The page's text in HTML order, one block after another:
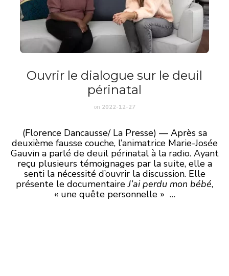
Ouvrir le dialogue sur le deuil
périnatal
on 2022-12-27
(Florence Dancausse/ La Presse) — Après sa
deuxième fausse couche, l’animatrice Marie-Josée
Gauvin a parlé de deuil périnatal à la radio. Ayant
reçu plusieurs témoignages par la suite, elle a
senti la nécessité d’ouvrir la discussion. Elle
présente le documentaireJ’ai perdu mon bébé,
« une quête personnelle » …